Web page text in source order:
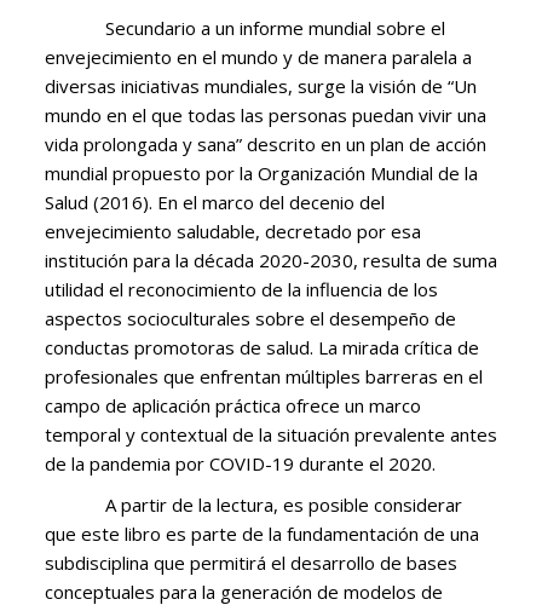
Secundario a un informe mundial sobre el
envejecimiento en el mundo y de manera paralela a
diversas iniciativas mundiales, surge la visión de “Un
mundo en el que todas las personas puedan vivir una
vida prolongada y sana” descrito en un plan de acción
mundial propuesto por la Organización Mundial de la
Salud (2016). En el marco del decenio del
envejecimiento saludable, decretado por esa
institución para la década 2020-2030, resulta de suma
utilidad el reconocimiento de la influencia de los
aspectos socioculturales sobre el desempeño de
conductas promotoras de salud. La mirada crítica de
profesionales que enfrentan múltiples barreras en el
campo de aplicación práctica ofrece un marco
temporal y contextual de la situación prevalente antes
de la pandemia por COVID-19 durante el 2020.
A partir de la lectura, es posible considerar
que este libro es parte de la fundamentación de una
subdisciplina que permitirá el desarrollo de bases
conceptuales para la generación de modelos de